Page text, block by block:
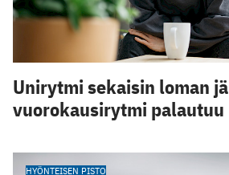
Unirytmi sekaisin loman
vuorokausirytmi palautuu
HYÖNTEISEN PISTO